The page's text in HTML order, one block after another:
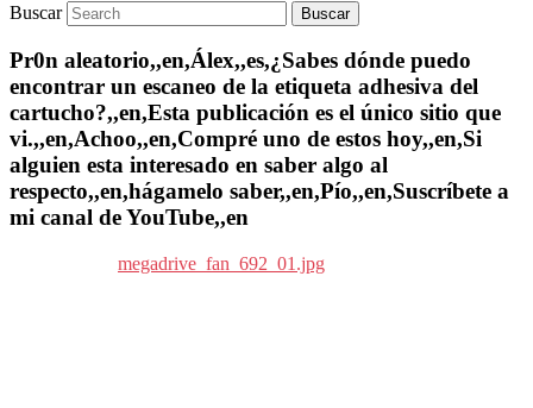
Buscar
Pr0n aleatorio,,en,Álex,,es,¿Sabes dónde puedo
encontrar un escaneo de la etiqueta adhesiva del
cartucho?,,en,Esta publicación es el único sitio que
vi.,,en,Achoo,,en,Compré uno de estos hoy,,en,Si
alguien esta interesado en saber algo al
respecto,,en,hágamelo saber,,en,Pío,,en,Suscríbete a
mi canal de YouTube,,en